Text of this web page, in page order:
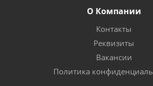
О Компании
Контакты
Реквизиты
Вакансии
Политика